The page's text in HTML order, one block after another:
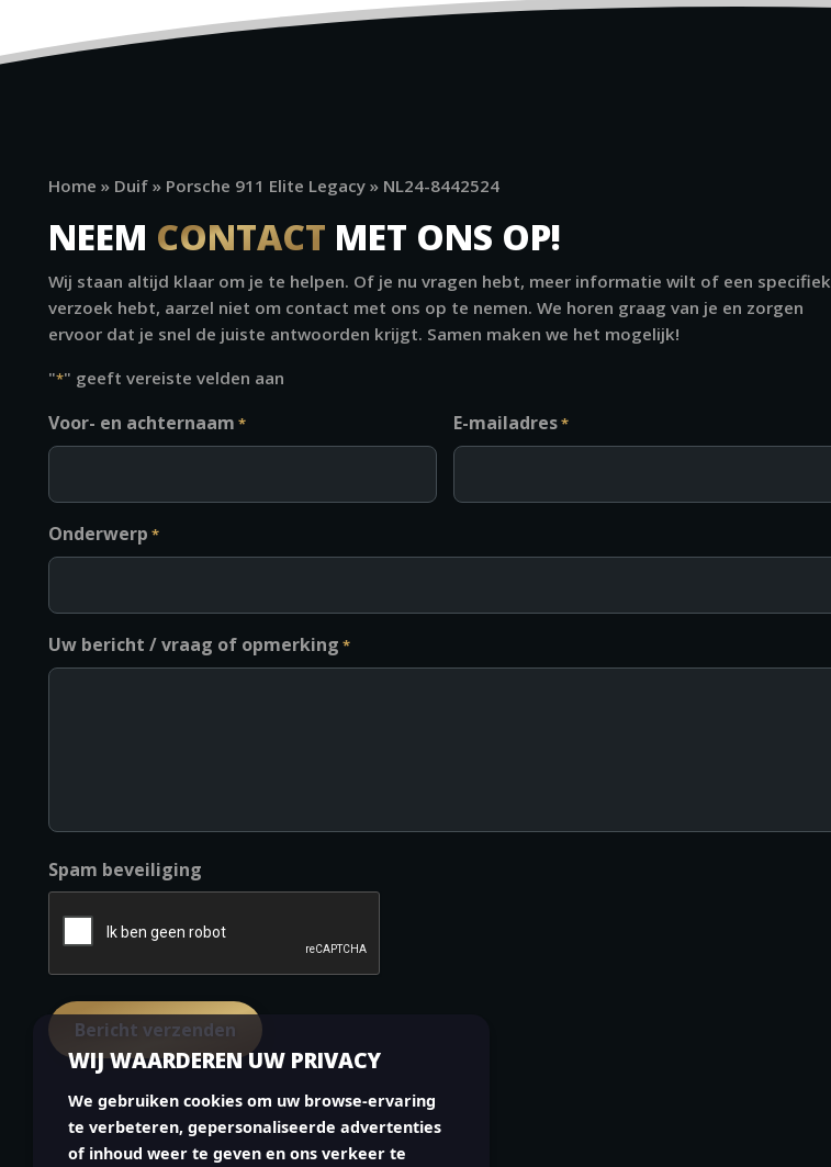
Home » Duif » Porsche 911 Elite Legacy » NL24-8442524
NEEM CONTACT MET ONS OP!
Wij staan altijd klaar om je te helpen. Of je nu vragen hebt, meer informatie wilt of een specifiek
verzoek hebt, aarzel niet om contact met ons op te nemen. We horen graag van je en zorgen
ervoor dat je snel de juiste antwoorden krijgt. Samen maken we het mogelijk!
"*" geeft vereiste velden aan
Voor- en achternaam * E-mailadres*
Onderwerp *
Uw bericht / vraag of opmerking *
Spam beveiliging
WIJ WAARDEREN UW PRIVACY
We gebruiken cookies om uw browse-ervaring
te verbeteren, gepersonaliseerde advertenties
of inhoud weer te geven en ons verkeer te